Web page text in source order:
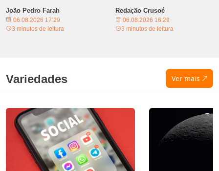
João Pedro Farah
06.08.2026 17:29
3 minutos de leitura
Redação Crusoé
06.08.2026 16:29
3 minutos de leitura
Variedades Ver mais